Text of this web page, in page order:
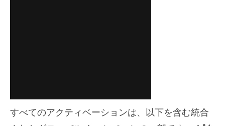
すべてのアクティベーションは、以下を含む統合